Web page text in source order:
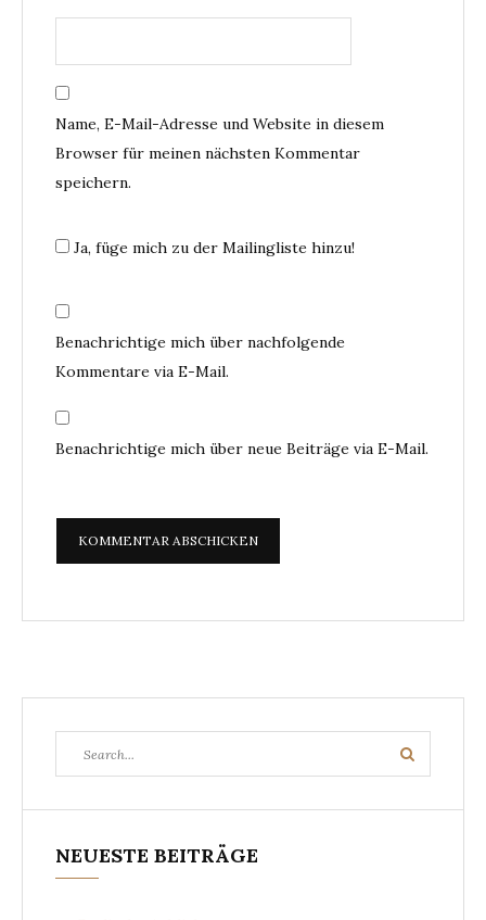
Name, E-Mail-Adresse und Website in diesem
Browser für meinen nächsten Kommentar
speichern.
Ja, füge mich zu der Mailingliste hinzu!
Benachrichtige mich über nachfolgende
Kommentare via E-Mail.
Benachrichtige mich über neue Beiträge via E-Mail.
for:
Search
NEUESTE BEITRÄGE